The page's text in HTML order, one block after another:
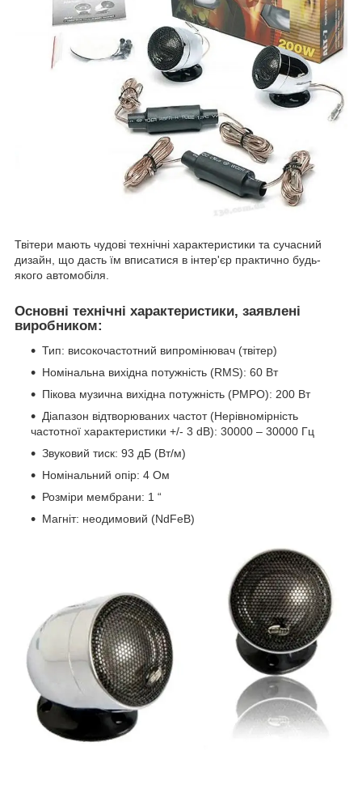
Твітери мають чудові технічні характеристики та сучасний
дизайн, що дасть їм вписатися в інтер'єр практично будь-
якого автомобіля.
Основні технічні характеристики, заявлені
виробником:
Тип: високочастотний випромінювач (твітер)
Номінальна вихідна потужність (RMS): 60 Вт
Пікова музична вихідна потужність (PMPO): 200 Вт
Діапазон відтворюваних частот (Нерівномірність
частотної характеристики +/- 3 dB): 30000 – 30000 Гц
Звуковий тиск: 93 дБ (Вт/м)
Номінальний опір: 4 Ом
Розміри мембрани: 1 “
Магніт: неодимовий (NdFeB)